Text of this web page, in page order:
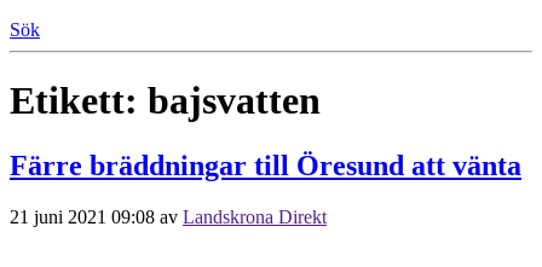
Sök
Etikett: bajsvatten
Färre bräddningar till Öresund att vänta
21 juni 2021 09:08 av Landskrona Direkt